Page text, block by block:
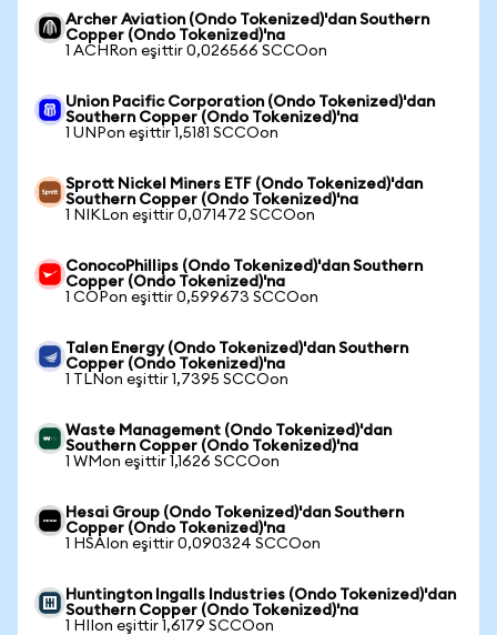
Archer Aviation (Ondo Tokenized)'dan Southern
Copper (Ondo Tokenized)'na
1 ACHRon eşittir 0,026566 SCCOon
Union Pacific Corporation (Ondo Tokenized)'dan
Southern Copper (Ondo Tokenized)'na
1 UNPon eşittir 1,5181 SCCOon
Sprott Nickel Miners ETF (Ondo Tokenized)'dan
Southern Copper (Ondo Tokenized)'na
1 NIKLon eşittir 0,071472 SCCOon
ConocoPhillips (Ondo Tokenized)'dan Southern
Copper (Ondo Tokenized)'na
1 COPon eşittir 0,599673 SCCOon
Talen Energy (Ondo Tokenized)'dan Southern
Copper (Ondo Tokenized)'na
1 TLNon eşittir 1,7395 SCCOon
Waste Management (Ondo Tokenized)'dan
Southern Copper (Ondo Tokenized)'na
1 WMon eşittir 1,1626 SCCOon
Hesai Group (Ondo Tokenized)'dan Southern
Copper (Ondo Tokenized)'na
1 HSAIon eşittir 0,090324 SCCOon
Huntington Ingalls Industries (Ondo Tokenized)'dan
Southern Copper (Ondo Tokenized)'na
1 HIIon eşittir 1,6179 SCCOon